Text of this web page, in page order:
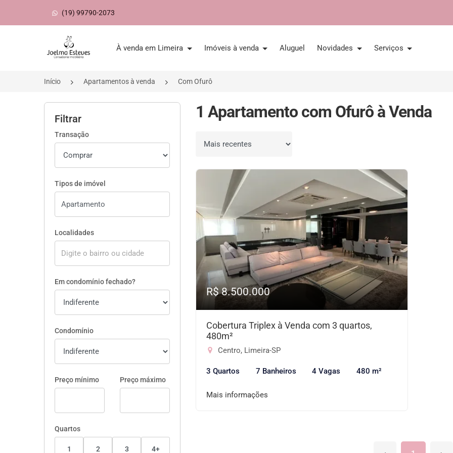
(19) 99790-2073
Página inicial
À venda em Limeira Imóveis à venda Aluguel Novidades Serviços
Início Apartamentos à venda Com Ofurô
Filtrar
Transação
Tipos de imóvel
Localidades
Em condomínio fechado?
Condomínio
Preço mínimo Preço máximo
Quartos
1 2 3 4+
1 Apartamento com Ofurô à Venda
Ordenar por
R$ 8.500.000
Cobertura Triplex à Venda com 3 quartos,
480m²
Centro, Limeira-SP
3 Quartos 7 Banheiros 4 Vagas 480 m²
Mais informações